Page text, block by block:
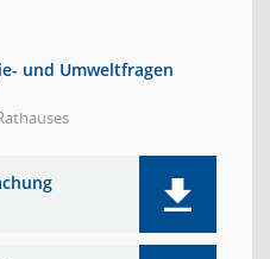
und Umweltfragen